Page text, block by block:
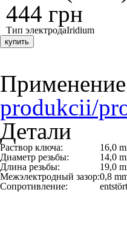
444 грн
Тип электродаIridium
купить
produkcii/
Детали
Раствор ключа:
16,0
Диаметр резьбы:
14,0
Длина резьбы:
19,0
Межэлектродный зазор:0,8
Сопротивление: